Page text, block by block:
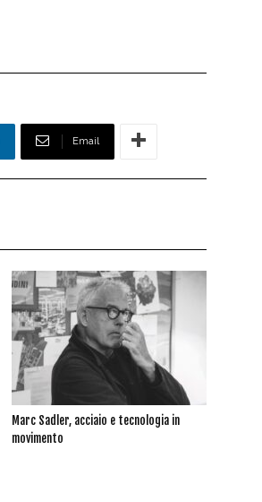
Email
Marc Sadler, acciaio e tecnologia in
movimento